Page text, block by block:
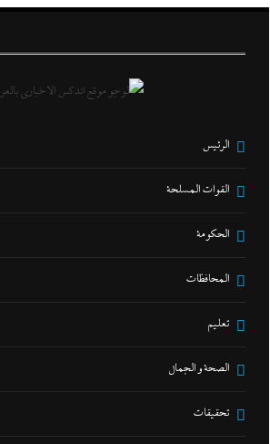
الرئيس
القوات المسلحة
الحكومة
المحافظات
تعليم
الصحة و الجمال
تحقيقات